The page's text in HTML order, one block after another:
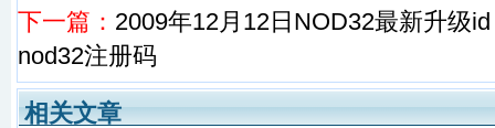
下一篇： 2009年12月12日NOD32最新升级
nod32注册码
相关文章